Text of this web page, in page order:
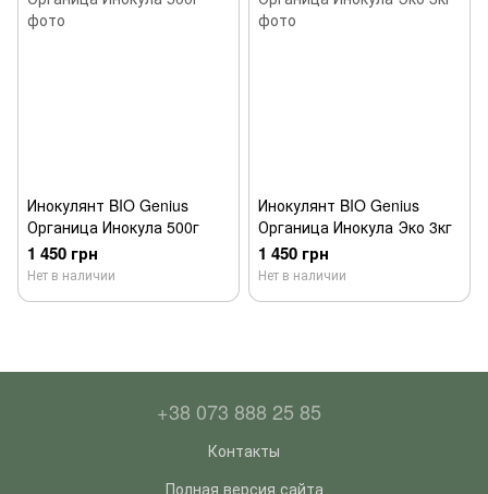
Инокулянт BIO Genius
Органица Инокула 500г
1 450 грн
Нет в наличии
Инокулянт BIO Genius
Органица Инокула Эко 3кг
1 450 грн
Нет в наличии
+38 073 888 25 85
Контакты
Полная версия сайта